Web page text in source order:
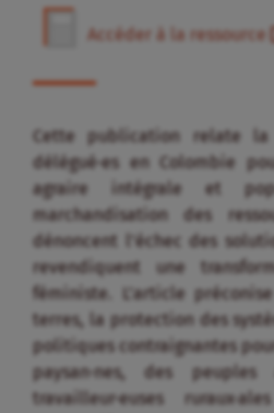
Accéder à la ressource
Cette publication relate
délégué·es en Colombie
agraire intégrale et
marchandisation des
dénoncent l’échec des
revendiquent une
féministe. L’article
terres, la protection des
politiques contraignantes
paysan·nes, des
travailleur·euses